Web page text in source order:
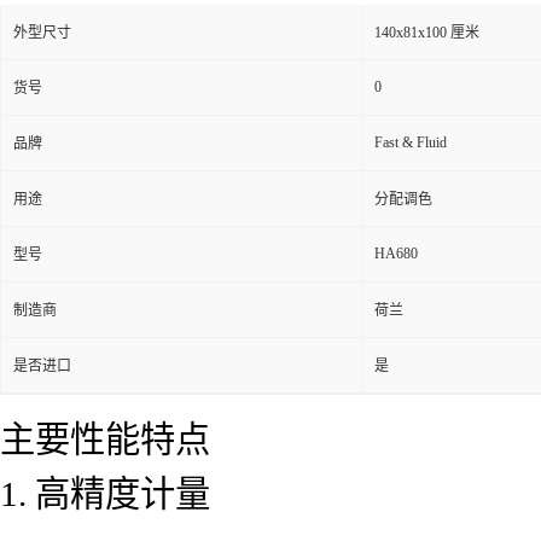
外型尺寸 140x81x100 厘米
货号 0
品牌 Fast & Fluid
用途 分配调色
型号 HA680
制造商 荷兰
是否进口 是
主要性能特点
1. 高精度计量